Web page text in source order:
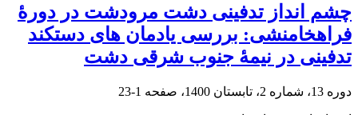
چشم انداز تدفینی دشت مرودشت در دورۀ
فراهخامنشی: بررسی یادمان های دستکند
تدفینی در نیمۀ جنوب شرقی دشت
دوره 13، شماره 2، تابستان 1400، صفحه 1-23